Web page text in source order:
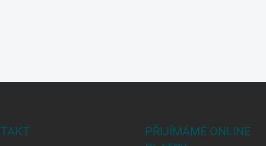
PŘIJÍMÁME ONLINE